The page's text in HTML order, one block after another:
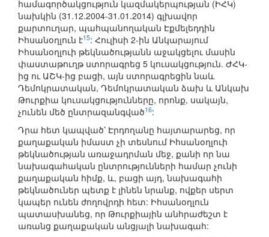
համագործակցություն կազմակերպության (ԻՀԿ)
նախկին (31.12.2004-31.01.2014) գլխավոր
քարտուղար, պահպանողական Էքմելեդդին
Իհսանօղլուն է15: Հուլիսի 2-ին Անկարայում
Իհսանօղլուի թեկնածությանն աջակցելու մասին
փաստաթուղթ ստորագրեց 5 կուսակցություն. ԺՀԿ-
ից ու ԱՇԿ-ից բացի, այն ստորագրեցին նաև
Դեմոկրատական, Դեմոկրատական ձախ և Անկախ
Թուրքիա կուսակցությունները, որոնք, սակայն,
չունեն մեծ ընտրազանգված16:
Դրա հետ կապված՝ Էրդողանը հայտարարեց, որ
քաղաքական իմաստ չի տեսնում Իհսանօղլուի
թեկնածության առաջադրման մեջ, քանի որ նա
նախագահական ընտրությունների համար չունի
քաղաքական հիմք, և, բացի այդ, նախագահի
թեկնածուներ պետք է լինեն նրանք, ովքեր սերտ
կապեր ունեն ժողովրդի հետ: Իհսանօղլուն
պատասխանեց, որ Թուրքիային անհրաժեշտ է
առանց քաղաքական անցյալի նախագահ: